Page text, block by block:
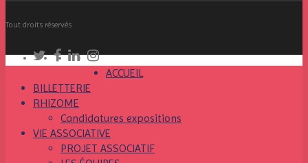
Tout droits réservés
ACCUEIL
BILLETTERIE
RHIZOME
Candidatures expositions
VIE ASSOCIATIVE
PROJET ASSOCIATIF